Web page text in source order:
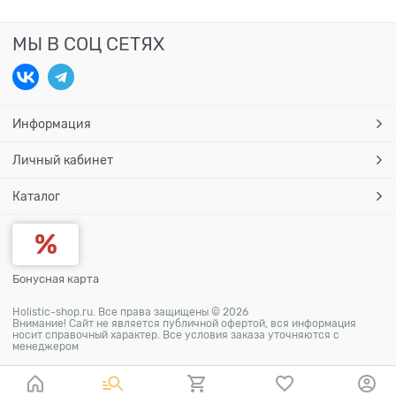
МЫ В СОЦ СЕТЯХ
Информация
Личный кабинет
Каталог
Бонусная карта
Holistic-shop.ru. Все права защищены © 2026
Внимание! Сайт не является публичной офертой, вся информация
носит справочный характер. Все условия заказа уточняются с
менеджером